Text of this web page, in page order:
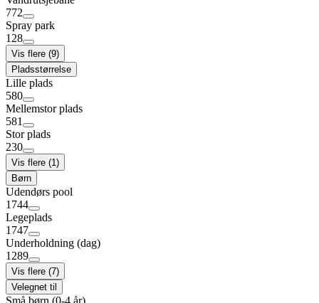
772
Spray park
128
Vis flere (9)
Pladsstørrelse
Lille plads
580
Mellemstor plads
581
Stor plads
230
Vis flere (1)
Børn
Udendørs pool
1744
Legeplads
1747
Underholdning (dag)
1289
Vis flere (7)
Velegnet til
Små børn (0-4 år)